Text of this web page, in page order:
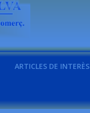
ARTICLES DE INTERÈS